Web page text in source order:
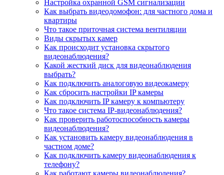
Настройка охранной GSM сигнализации
Как выбрать видеодомофон: для частного дома и
квартиры
Что такое приточная система вентиляции
Виды скрытых камер
Как происходит установка скрытого
видеонаблюдения?
Какой жесткий диск для видеонаблюдения
выбрать?
Как подключить аналоговую видеокамеру
Как сбросить настройки IP камеры
Как подключить IP камеру к компьютеру
Что такое система IP-видеонаблюдения?
Как проверить работоспособность камеры
видеонаблюдения?
Как установить камеру видеонаблюдения в
частном доме?
Как подключить камеру видеонаблюдения к
телефону?
Как работают камеры видеонаблюдения?